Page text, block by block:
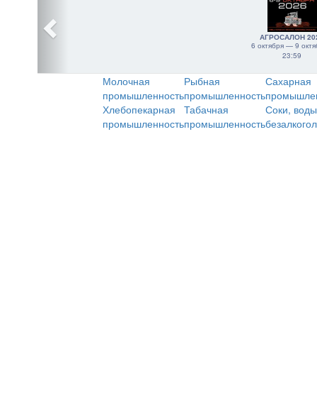
АГРОСАЛОН
6 октября — 9
23:59
Молочная
промышленность
Рыбная
промышленность
Сахарная
Хлебопекарная
промышленность
Табачная
промышленность
Соки,